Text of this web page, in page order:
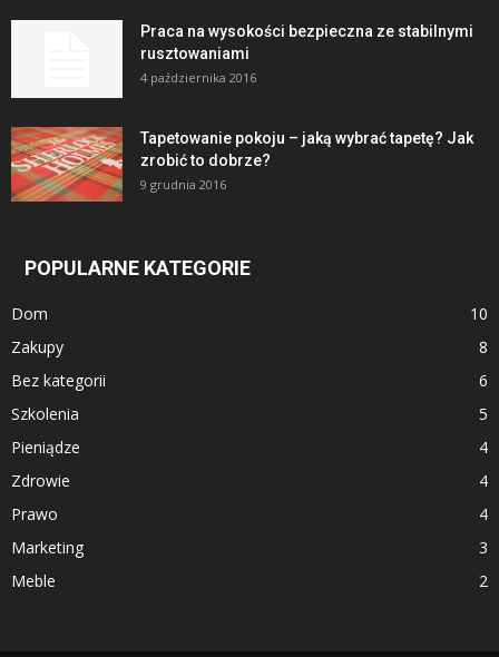
Praca na wysokości bezpieczna ze stabilnymi
rusztowaniami
4 października 2016
Tapetowanie pokoju – jaką wybrać tapetę? Jak
zrobić to dobrze?
9 grudnia 2016
POPULARNE KATEGORIE
Dom
10
Zakupy
8
Bez kategorii
6
Szkolenia
5
Pieniądze
4
Zdrowie
4
Prawo
4
Marketing
3
Meble
2